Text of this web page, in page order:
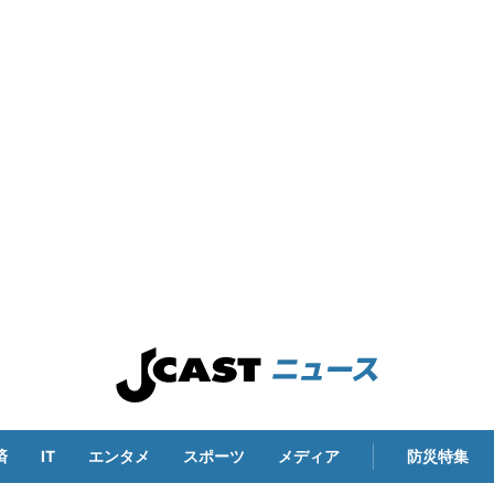
IT エンタメ スポーツ メディア 防災特集